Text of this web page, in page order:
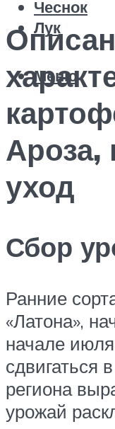
Чеснок
Лук
Меню
Ароза,
уход
Сбор
Ранние
«Латона»,
начале
сдвигаться
региона
урожай